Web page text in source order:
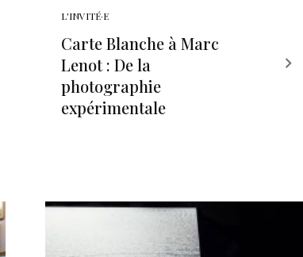
L'INVITÉ·E
Carte Blanche à Marc
Lenot : De la
photographie
expérimentale